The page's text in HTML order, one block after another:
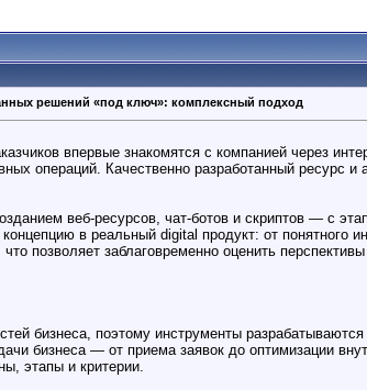
решений «под ключ»: комплексный подход
впервые знакомятся с компанией через
операций. Качественно разработанный ресурс
веб-ресурсов, чат-ботов и скриптов — с
концепцию в реальный digital продукт: от
позволяет заблаговременно оценить
бизнеса, поэтому инструменты
бизнеса — от приема заявок до оптимизации
этапы и критерии.